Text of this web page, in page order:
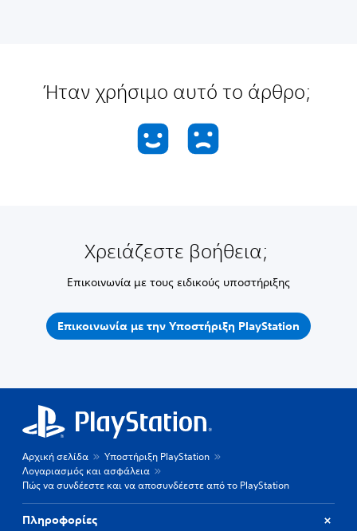
Ήταν χρήσιμο αυτό το άρθρο;
Χρειάζεστε βοήθεια;
Επικοινωνία με τους ειδικούς υποστήριξης
Επικοινωνία με την Υποστήριξη PlayStation
Αρχική σελίδα
Υποστήριξη PlayStation
Λογαριασμός και ασφάλεια
Πώς να συνδέεστε και να αποσυνδέεστε από το PlayStation
Πληροφορίες